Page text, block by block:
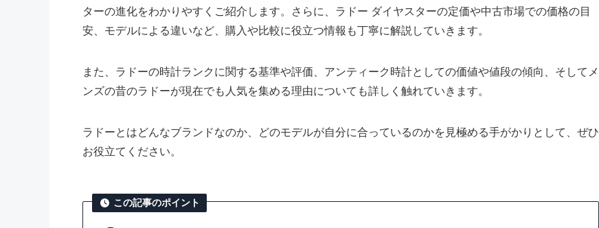
ターの進化をわかりやすくご紹介します。さらに、ラドー ダイヤスターの定価や中古市場での価格の目
安、モデルによる違いなど、購入や比較に役立つ情報も丁寧に解説していきます。
また、ラドーの時計ランクに関する基準や評価、アンティーク時計としての価値や値段の傾向、そしてメ
ンズの昔のラドーが現在でも人気を集める理由についても詳しく触れていきます。
ラドーとはどんなブランドなのか、どのモデルが自分に合っているのかを見極める手がかりとして、ぜひ
お役立てください。
この記事のポイント